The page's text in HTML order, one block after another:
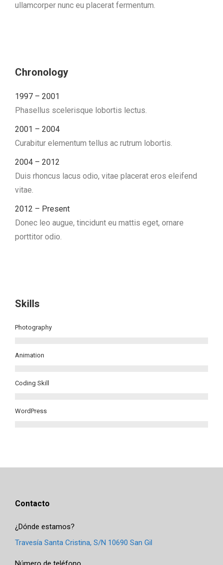
ullamcorper nunc eu placerat fermentum.
Chronology
1997 – 2001
Phasellus scelerisque lobortis lectus.
2001 – 2004
Curabitur elementum tellus ac rutrum lobortis.
2004 – 2012
Duis rhoncus lacus odio, vitae placerat eros eleifend
vitae.
2012 – Present
Donec leo augue, tincidunt eu mattis eget, ornare
porttitor odio.
Skills
Photography
Animation
Coding Skill
WordPress
Contacto
¿Dónde estamos?
Travesía Santa Cristina, S/N 10690 San Gil